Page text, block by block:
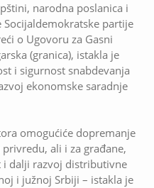
narodna poslanica i
Socijaldemokratske partije
o Ugovoru za Gasni
(granica), istakla je
i sigurnost snabdevanja
ekonomske saradnje
omogućiće dopremanje
ali i za građane,
i dalji razvoj distributivne
i južnoj Srbiji – istakla je